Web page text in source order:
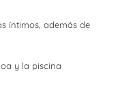
íntimos, además de
y la piscina